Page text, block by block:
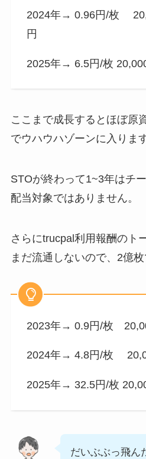
2024年→ 0.96円/枚
円
2025年→ 6.5円/枚
ここまで成長するとほぼ原
でウハウハゾーンに入りま
STOが終わって1~3年はチ
配当対象ではありません。
さらにtrucpal利用報酬のト
まだ流通しないので、2億枚
2023年→ 0.9円/枚
2024年→ 4.8円/枚
2025年→ 32.5円/枚
だいぶぶっ飛ん